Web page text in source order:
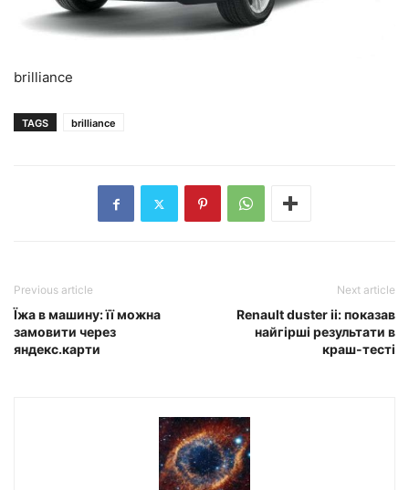
brilliance
TAGS brilliance
Previous article
Їжа в машину: її можна
замовити через
яндекс.карти
Next article
Renault duster ii: показав
найгірші результати в
краш-тесті